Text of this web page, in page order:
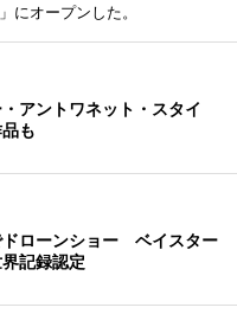
にオープンした。
アントワネット・スタイ
も
ドローンショー ベイスター
記録認定